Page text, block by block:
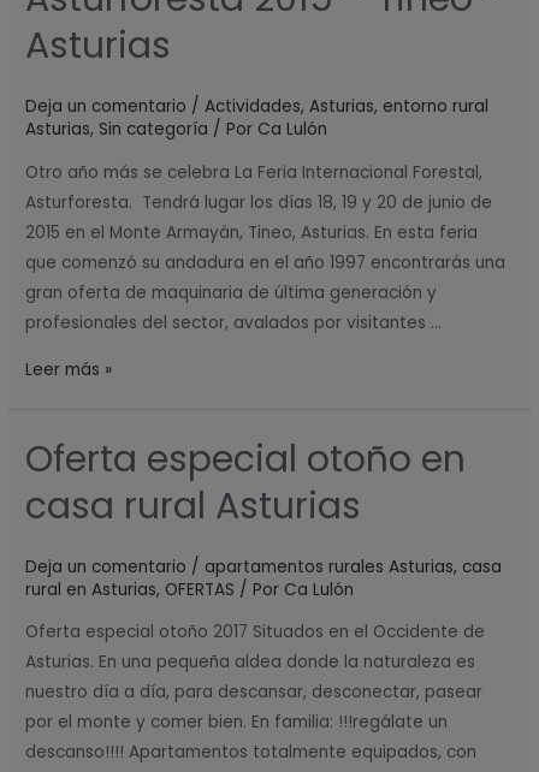
Asturias
Deja un comentario /Actividades,Asturias, entorno rural
Asturias, Sin categoría / Por Ca Lulón
Otro año más se celebra La Feria Internacional Forestal,
Asturforesta. Tendrá lugar los días 18, 19 y 20 de junio de
2015 en el Monte Armayán, Tineo, Asturias. En esta feria
que comenzó su andadura en el año 1997 encontrarás una
gran oferta de maquinaria de última generación y
profesionales del sector, avalados por visitantes …
–
-
Asturias
Leer más »
Oferta especial otoño en
casa rural Asturias
Deja un comentario / apartamentos rurales Asturias, casa
rural en Asturias, OFERTAS / Por Ca Lulón
Oferta especial otoño 2017 Situados en el Occidente de
Asturias. En una pequeña aldea donde la naturaleza es
nuestro día a día, para descansar, desconectar, pasear
por el monte y comer bien. En familia: !!!regálate un
descanso!!!! Apartamentos totalmente equipados, con
Oferta
especial
otoño
casa
rural
Asturias